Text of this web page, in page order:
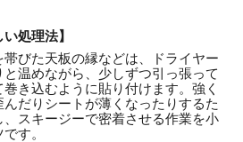
処理法】
びた天板の縁などは、ドライヤー
温めながら、少しずつ引っ張って
き込むように貼り付けます。強く
だりシートが薄くなったりするた
スキージーで密着させる作業を小
す。